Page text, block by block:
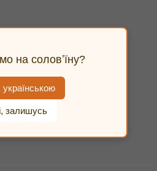
на соловʼїну?
українською
залишусь